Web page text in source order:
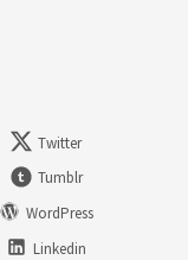
Twitter
Tumblr
WordPress
Linkedin